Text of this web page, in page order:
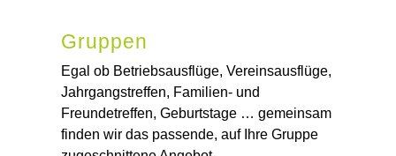
Gruppen
Egal ob Betriebsausflüge, Vereinsausflüge,
Jahrgangstreffen, Familien- und
Freundetreffen, Geburtstage … gemeinsam
finden wir das passende, auf Ihre Gruppe